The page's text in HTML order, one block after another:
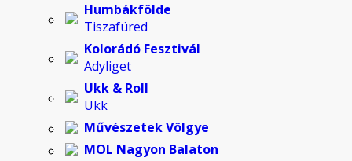
Humbákfölde
Tiszafüred
Kolorádó Fesztivál
Adyliget
Ukk & Roll
Ukk
Művészetek Völgye
MOL Nagyon Balaton